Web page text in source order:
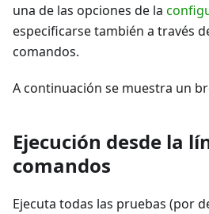
una de las opciones de la
especificarse también a través
comandos.
A continuación se muestra un
Ejecución desde la
comandos
Ejecuta todas las pruebas (por